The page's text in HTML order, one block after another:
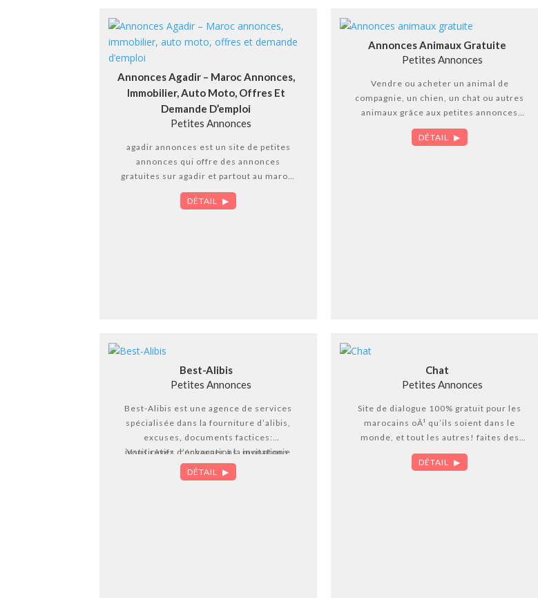
Annonces Agadir – Maroc Annonces,
Immobilier, Auto Moto, Offres Et
Demande D’emploi
Petites Annonces
agadir annonces est un site de petites
annonces qui offre des annonces
gratuites sur agadir et partout au maroc,
retrouvez toutes les categories de
petites annonces: annonces gratuites,
DÉTAIL
Annonces Animaux Gratuite
Petites Annonces
Vendre ou acheter un animal de
compagnie, un chien, un chat ou autres
animaux grâce aux petites annonces
gratuites. Sur annonces animalières
gratuites il est facile de vendre ou
DÉTAIL
Best-Alibis
Petites Annonces
Best-Alibis est une agence de services
spécialisée dans la fourniture d’alibis,
excuses, documents factices:
justificatifs, convocations, invitations,
appels téléphoniques, e-mails, SMS,
etc…
Vous rêvez d’échapper à la monotonie
de votre quotidien, ou désirez vous
payer du bon temps ? Vous rendre à un
DÉTAIL
Chat
Petites Annonces
Site de dialogue 100% gratuit pour les
marocains oÃ¹ qu’ils soient dans le
monde, et tout les autres! faites des
rencontres gratuites sur le premier
portail de tchatche l’Afrique,
DÉTAIL